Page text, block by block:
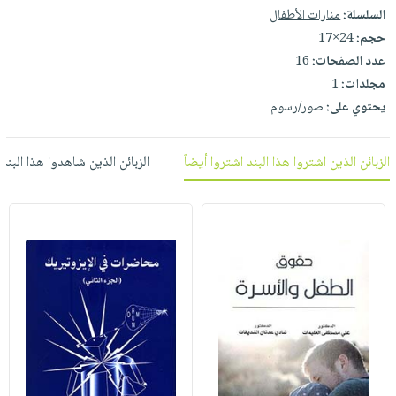
العناية
بالأسنان
الحمية
والتغذية
أدوات
المائدة
الأوعية
والتخزين
المطبخ
الأكثر
مبيعاً
العودة
للمدارس
اكسسوارات
كتب
اكسسوارات
منزلية
حقائب
حلي
عناية
بالذات
شحن
مجاني
بنود
مختارة
اشتراكات
كل
الاشتراكات
حدود
بحث
متقدم
وفرات
عن
الشركة
سياسة
الشركة
حسابك
لائحة
الأمنيات
السلسلة:منارات الأطفال
حجم:24×17
عدد الصفحات:16
مجلدات:1
يحتوي على:صور/رسوم
الزبائن الذين اشتروا هذا البند اشتروا أيضاً الزبائن الذين شاهدوا هذا